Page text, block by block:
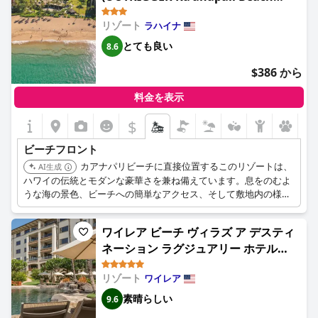
ウォーターアクティビティを楽しめる機会が豊富で、マウイでの
素晴らしい滞在を提供してくれました。
Resort)
リゾート ラハイナ
8.6 とても良い
$386 から
料金を表示
$
ビーチフロント
AI生成
カアナパリビーチに直接位置するこのリゾートは、
ハワイの伝統とモダンな豪華さを兼ね備えています。息をのむよ
うな海の景色、ビーチへの簡単なアクセス、そして敷地内の様々
なダイニングオプションをお楽しみいただけます。中心部に位置
しているため、マウイの人気観光スポットへのアクセスも便利で
す。
ワイレア ビーチ ヴィラズ ア デスティ
ネーション ラグジュアリー ホテル
(Wailea Beach Villas)
リゾート ワイレア
9.6 素晴らしい